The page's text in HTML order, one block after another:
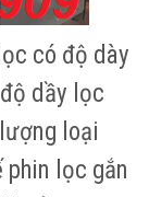
có độ dày
dầy lọc
loại
phin lọc gắn